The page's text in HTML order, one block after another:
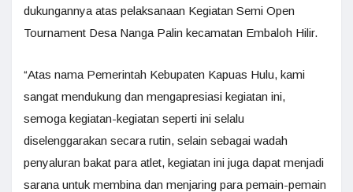
dukungannya atas pelaksanaan Kegiatan Semi Open
Tournament Desa Nanga Palin kecamatan Embaloh Hilir.
“Atas nama Pemerintah Kebupaten Kapuas Hulu, kami
sangat mendukung dan mengapresiasi kegiatan ini,
semoga kegiatan-kegiatan seperti ini selalu
diselenggarakan secara rutin, selain sebagai wadah
penyaluran bakat para atlet, kegiatan ini juga dapat menjadi
sarana untuk membina dan menjaring para pemain-pemain